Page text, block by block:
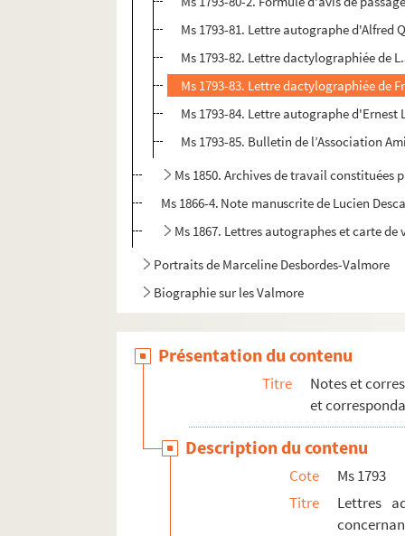
Ms 1793-81. Lettre autographe d'Alfred
Ms 1793-82. Lettre dactylographiée de
Ms 1793-83. Lettre dactylographiée de
Ms 1793-84. Lettre autographe d'Ernest
Ms 1793-85. Bulletin de l’Association
Ms 1850. Archives de travail constituées
Ms 1866-4. Note manuscrite de Lucien
Ms 1867. Lettres autographes et carte de
Portraits de Marceline Desbordes-Valmore
Biographie sur les Valmore
Présentation du contenu
Titre
Notes et
et
Description du contenu
Cote
Ms 1793
Titre
Lettres